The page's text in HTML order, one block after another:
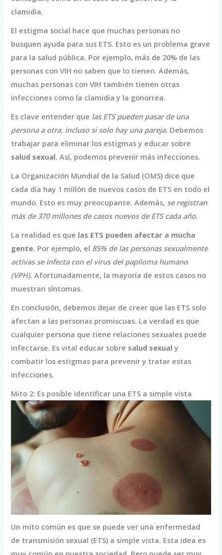
clamidia.
El estigma social hace que muchas personas no
busquen ayuda para sus ETS. Esto es un problema grave
para la salud pública. Por ejemplo, más de 20% de las
personas con VIH no saben que lo tienen. Además,
muchas personas con VIH también tienen otras
infecciones como la clamidia y la gonorrea.
Es clave entender que las ETS pueden pasar de una
persona a otra, incluso si solo hay una pareja. Debemos
trabajar para eliminar los estigmas y educar sobre
salud sexual. Así, podemos prevenir más infecciones.
La Organización Mundial de la Salud (OMS) dice que
cada día hay 1 millón de nuevos casos de ETS en todo el
mundo. Esto es muy preocupante. Además, se registran
más de 370 millones de casos nuevos de ETS cada año.
La realidad es que las ETS pueden afectar a mucha
gente. Por ejemplo, el 85% de las personas sexualmente
activas se infecta con el virus del papiloma humano
(VPH). Afortunadamente, la mayoría de estos casos no
muestran síntomas.
En conclusión, debemos dejar de creer que las ETS solo
afectan a las personas promiscuas. La verdad es que
cualquier persona que tiene relaciones sexuales puede
infectarse. Es vital educar sobre salud sexual y
combatir los estigmas para prevenir y tratar estas
infecciones.
Mito 2: Es posible identificar una ETS a simple vista
Un mito común es que se puede ver una enfermedad
de transmisión sexual (ETS) a simple vista. Esta idea es